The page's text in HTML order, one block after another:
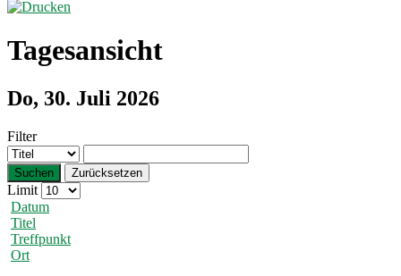
Tagesansicht
Do, 30. Juli 2026
Filter
Suchen Zurücksetzen
Limit
Datum
Titel
Treffpunkt
Ort